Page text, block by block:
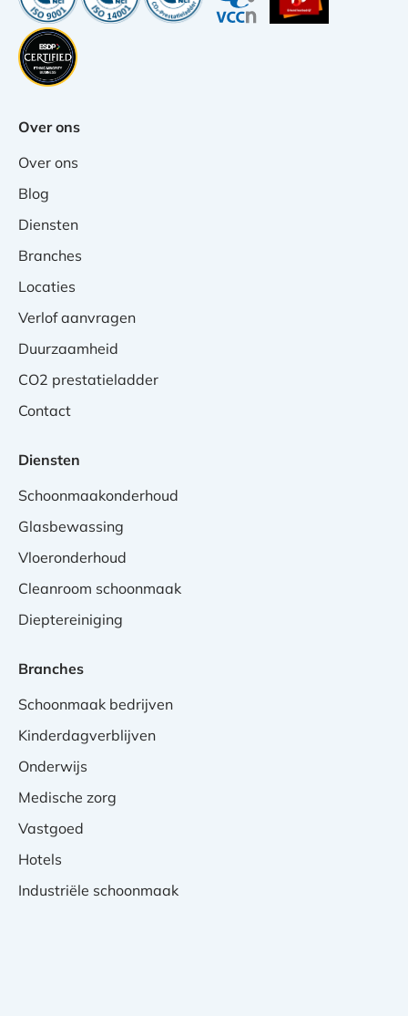
Over ons
Over ons
Blog
Diensten
Branches
Locaties
Verlof aanvragen
Duurzaamheid
CO2 prestatieladder
Contact
Diensten
Schoonmaakonderhoud
Glasbewassing
Vloeronderhoud
Cleanroom schoonmaak
Dieptereiniging
Branches
Schoonmaak bedrijven
Kinderdagverblijven
Onderwijs
Medische zorg
Vastgoed
Hotels
Industriële schoonmaak